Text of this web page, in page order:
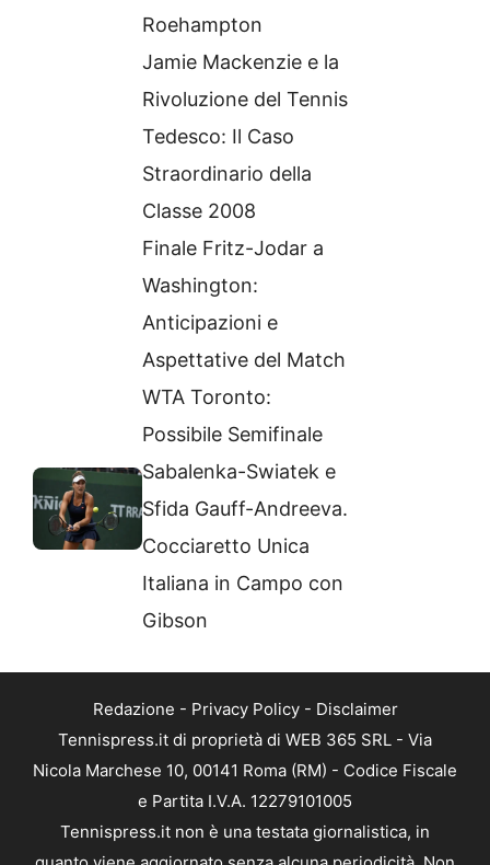
Roehampton
Jamie Mackenzie e la
Rivoluzione del Tennis
Tedesco: Il Caso
Straordinario della
Classe 2008
Finale Fritz-Jodar a
Washington:
Anticipazioni e
Aspettative del Match
WTA Toronto:
Possibile Semifinale
Sabalenka-Swiatek e
Sfida Gauff-Andreeva.
Cocciaretto Unica
Italiana in Campo con
Gibson
Redazione - Privacy Policy- Disclaimer
Tennispress.it di proprietà di WEB 365 SRL - Via
Nicola Marchese 10, 00141 Roma (RM) - Codice Fiscale
e Partita I.V.A. 12279101005
Tennispress.it non è una testata giornalistica, in